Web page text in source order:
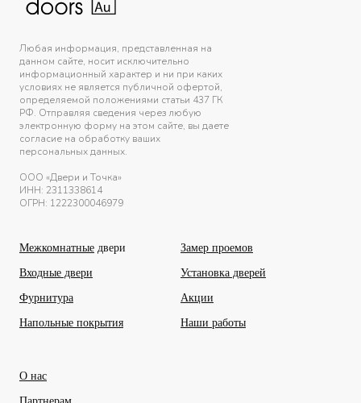
Любая информация, представленная на
данном сайте, носит исключительно
информационный характер и ни при каких
условиях не является публичной офертой,
определяемой положениями статьи 437 ГК
РФ. Отправляя сведения через любую
электронную форму на этом сайте, вы даете
согласие на обработку ваших
персональных данных.
ООО «Двери и Точка»
ИНН: 2311338614
ОГРН: 1222300046979
Межкомнатные двери
Входные двери
Фурнитура
Напольные покрытия
Замер проемов
Установка дверей
Акции
Наши работы
О нас